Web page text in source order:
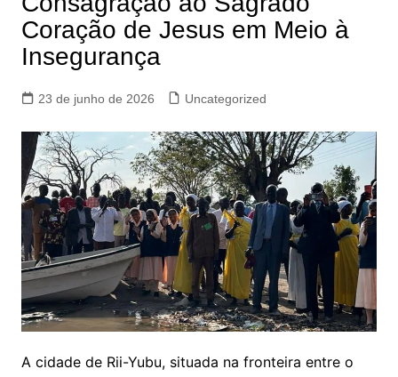
Coração de Jesus em Meio à
Insegurança
23 de junho de 2026 Uncategorized
A cidade de Rii-Yubu, situada na fronteira entre o